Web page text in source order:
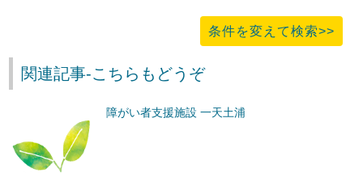
条件を変えて検索>>
関連記事-こちらもどうぞ
障がい者支援施設 一天土浦